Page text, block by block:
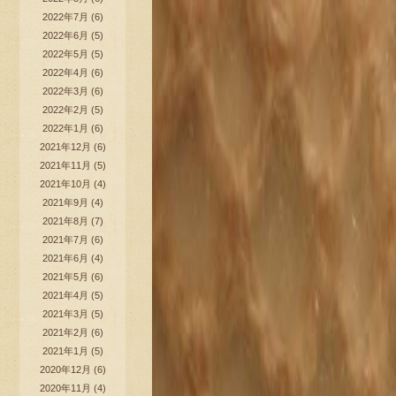
2022年7月 (6)
2022年6月 (5)
2022年5月 (5)
2022年4月 (6)
2022年3月 (6)
2022年2月 (5)
2022年1月 (6)
2021年12月 (6)
2021年11月 (5)
2021年10月 (4)
2021年9月 (4)
2021年8月 (7)
2021年7月 (6)
2021年6月 (4)
2021年5月 (6)
2021年4月 (5)
2021年3月 (5)
2021年2月 (6)
2021年1月 (5)
2020年12月 (6)
2020年11月 (4)